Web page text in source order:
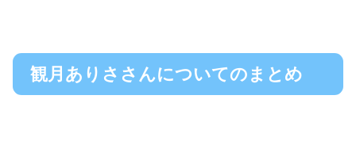
観月ありささんについてのまとめ